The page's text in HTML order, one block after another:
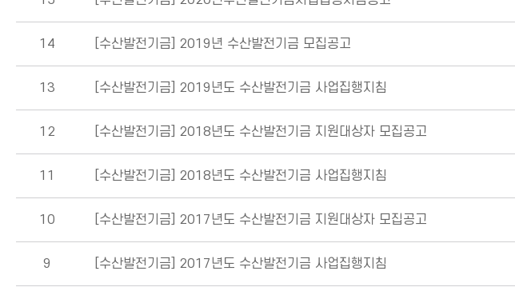
14 [수산발전기금] 2019년 수산발전기금 모집공고
13 [수산발전기금] 2019년도 수산발전기금 사업집행지침
12 [수산발전기금] 2018년도 수산발전기금 지원대상자 모집공고
11 [수산발전기금] 2018년도 수산발전기금 사업집행지침
10 [수산발전기금] 2017년도 수산발전기금 지원대상자 모집공고
9 [수산발전기금] 2017년도 수산발전기금 사업집행지침